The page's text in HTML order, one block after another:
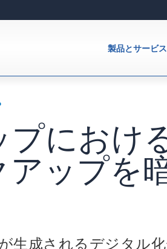
製品とサービス
におけ
ップを
生成されるデジタル